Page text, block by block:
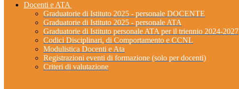
Docenti e ATA
Graduatorie di Istituto 2025 - personale DOCENTE
Graduatorie di Istituto 2025 - personale ATA
Graduatorie di Istituto personale ATA per il triennio 2024-2027
Codici Disciplinari, di Comportamento e CCNL
Modulistica Docenti e Ata
Registrazioni eventi di formazione (solo per docenti)
Criteri di valutazione